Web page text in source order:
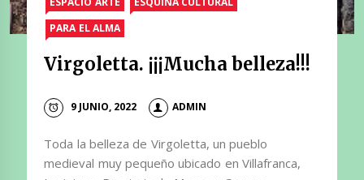
PARA EL ALMA
Virgoletta. ¡¡¡Mucha belleza!!!
9 JUNIO, 2022 ADMIN
Toda la belleza de Virgoletta, un pueblo
medieval muy pequeño ubicado en Villafranca,